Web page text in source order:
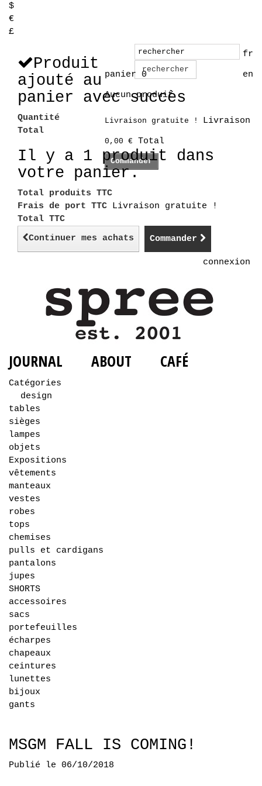
$
€
£
fr
en
rechercher
panier 0
Aucun produit
Livraison gratuite ! Livraison
0,00 € Total
Commander
Produit
ajouté au
panier avec succès
Quantité
Total
Il y a 1 produit dans
votre panier.
Total produits TTC
Frais de port TTC Livraison gratuite !
Total TTC
Continuer mes achats
Commander
connexion
JOURNAL ABOUT CAFÉ
Catégories
design
tables
sièges
lampes
objets
Expositions
vêtements
manteaux
vestes
robes
tops
chemises
pulls et cardigans
pantalons
jupes
SHORTS
accessoires
sacs
portefeuilles
écharpes
chapeaux
ceintures
lunettes
bijoux
gants
MSGM FALL IS COMING!
Publié le 06/10/2018